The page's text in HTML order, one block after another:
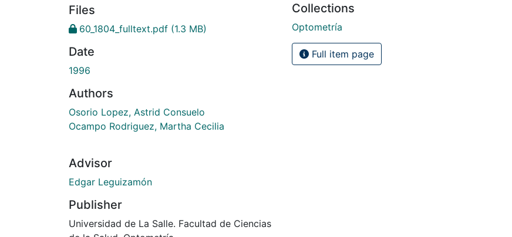
Files
60_1804_fulltext.pdf (1.3 MB)
Date
1996
Authors
Osorio Lopez, Astrid Consuelo
Ocampo Rodriguez, Martha Cecilia
Advisor
Edgar Leguizamón
Publisher
Universidad de La Salle. Facultad de Ciencias
Collections
Optometría
Full item page